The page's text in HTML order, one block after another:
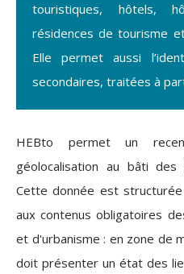
touristiques, hôtels,
résidences de tourisme
Elle permet aussi
secondaires, traitées à
HEBto permet un
géolocalisation au bâti des
Cette donnée est
aux contenus obligatoires
et d'urbanisme : en zone de
doit présenter un état des